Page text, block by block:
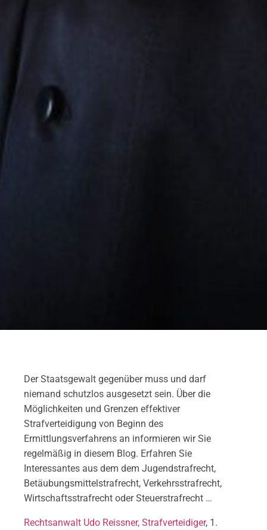
Der Staatsgewalt gegenüber muss und darf
niemand schutzlos ausgesetzt sein. Über die
Möglichkeiten und Grenzen effektiver
Strafverteidigung von Beginn des
Ermittlungsverfahrens an informieren wir Sie
regelmäßig in diesem Blog. Erfahren Sie
Interessantes aus dem dem Jugendstrafrecht,
Betäubungsmittelstrafrecht, Verkehrsstrafrecht,
Wirtschaftsstrafrecht oder Steuerstrafrecht …
Rechtsanwalt Udo Reissner, Strafverteidiger, 1.